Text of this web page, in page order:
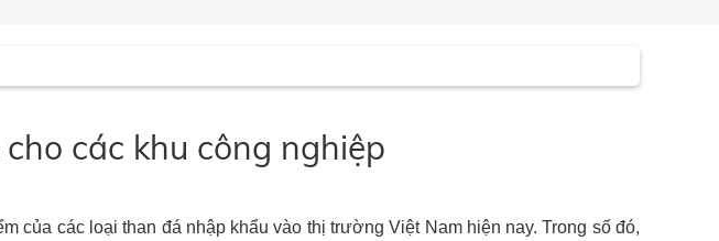
các khu công nghiệp
của các loại than đá nhập khẩu vào thị trường Việt Nam hiện nay. Trong số đó,